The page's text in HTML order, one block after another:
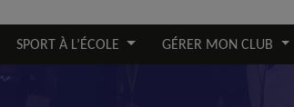
SPORT À L’ÉCOLE GÉRER MON CLUB